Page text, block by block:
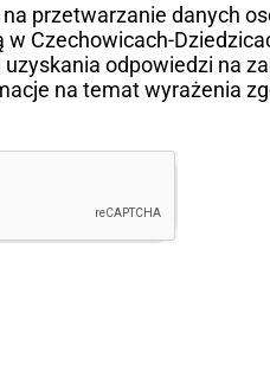
przetwarzanie danych
w Czechowicach-
uzyskania odpowiedzi na
na temat wyrażenia